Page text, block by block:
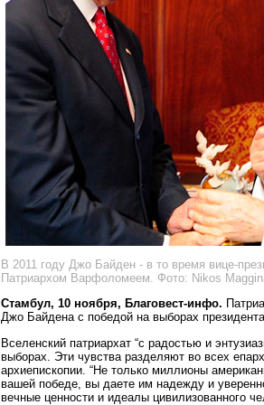
В 2011 году Джо Байден - в то время вице-
Патриархом Варфоломеем. Фото: Nikos
Стамбул, 10 ноября, Благовест-инфо.
Джо Байдена с победой на выборах
Вселенский патриархат “с радостью и
выборах. Эти чувства разделяют во всех
архиепископии. “Не только миллионы
вашей победе, вы даете им надежду и
вечные ценности и идеалы цивилизованного